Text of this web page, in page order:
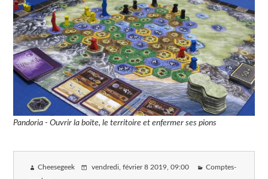
Pandoria - Ouvrir la boite, le territoire et enfermer ses pions
Cheesegeek vendredi, février 8 2019, 09:00 Comptes-